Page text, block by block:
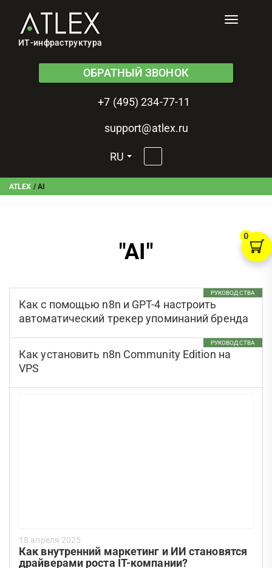
ИТ-инфраструктура
Toggle
ОБРАТНЫЙ ЗВОНОК
+7 (495) 234-77-11
support@atlex.ru
RU
ATLEX / AI
"AI"
Как с помощью n8n и GPT-4 настроить
автоматический трекер упоминаний бренда
РУКОВОДСТВА
Как установить n8n Community Edition на
VPS
РУКОВОДСТВА
18 апреля 2025
Как внутренний маркетинг и ИИ становятся
драйверами роста IT-компании?
0